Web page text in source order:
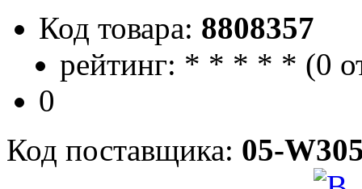
Код товара: 8808357
рейтинг: * * * * * (0
0
Код поставщика: 05-